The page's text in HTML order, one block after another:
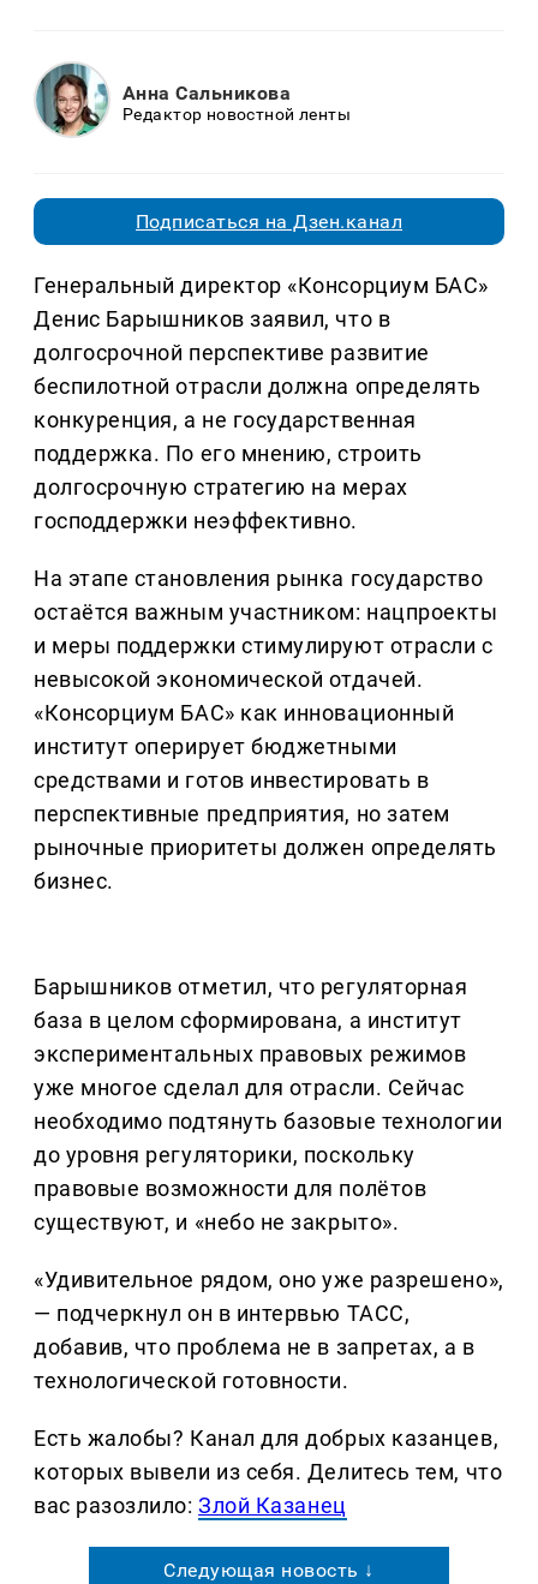
Анна Сальникова
Редактор новостной ленты
Подписаться на Дзен.канал
Генеральный директор «Консорциум БАС»
Денис Барышников заявил, что в
долгосрочной перспективе развитие
беспилотной отрасли должна определять
конкуренция, а не государственная
поддержка. По его мнению, строить
долгосрочную стратегию на мерах
господдержки неэффективно.
На этапе становления рынка государство
остаётся важным участником: нацпроекты
и меры поддержки стимулируют отрасли с
невысокой экономической отдачей.
«Консорциум БАС» как инновационный
институт оперирует бюджетными
средствами и готов инвестировать в
перспективные предприятия, но затем
рыночные приоритеты должен определять
бизнес.
Барышников отметил, что регуляторная
база в целом сформирована, а институт
экспериментальных правовых режимов
уже многое сделал для отрасли. Сейчас
необходимо подтянуть базовые технологии
до уровня регуляторики, поскольку
правовые возможности для полётов
существуют, и «небо не закрыто».
«Удивительное рядом, оно уже разрешено»,
— подчеркнул он в интервью ТАСС,
добавив, что проблема не в запретах, а в
технологической готовности.
Есть жалобы? Канал для добрых казанцев,
которых вывели из себя. Делитеcь тем, что
вас разозлило:Злой Казанец
Следующая новость ↓